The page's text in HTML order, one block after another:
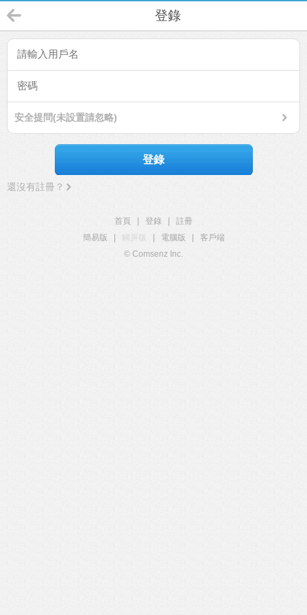
登錄
安全提問(未設置請忽略)
登錄
還沒有註冊？
首頁 登錄
註冊
簡易版
觸屏版 電腦版
客戶端
© Comsenz Inc.